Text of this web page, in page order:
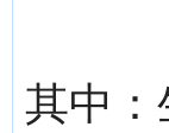
其中：